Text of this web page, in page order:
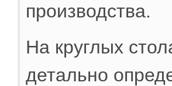
производства.
На круглых
детально